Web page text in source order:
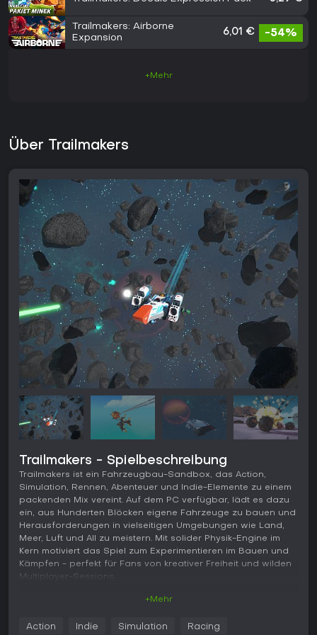
Trailmakers: Airborne
Expansion
6,01 € -54%
+Mehr
Über Trailmakers
Trailmakers - Spielbeschreibung
Trailmakers ist ein Fahrzeugbau-Sandbox, das Action,
Simulation, Rennen, Abenteuer und Indie-Elemente zu einem
packenden Mix vereint. Auf dem PC verfügbar, lädt es dazu
ein, aus Hunderten Blöcken eigene Fahrzeuge zu bauen und
Herausforderungen in vielseitigen Umgebungen wie Land,
Meer, Luft und All zu meistern. Mit solider Physik-Engine im
Kern motiviert das Spiel zum Experimentieren im Bauen und
Kämpfen - perfekt für Fans von kreativer Freiheit und wilden
Multiplayer-Sessions.
Fahrzeugbau mit einem intuitiven Block-System, das
+Mehr
Action Indie Simulation Racing